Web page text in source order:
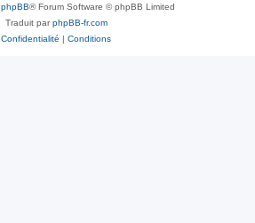
phpBB® Forum Software © phpBB Limited
Traduit parphpBB-fr.com
Confidentialité | Conditions